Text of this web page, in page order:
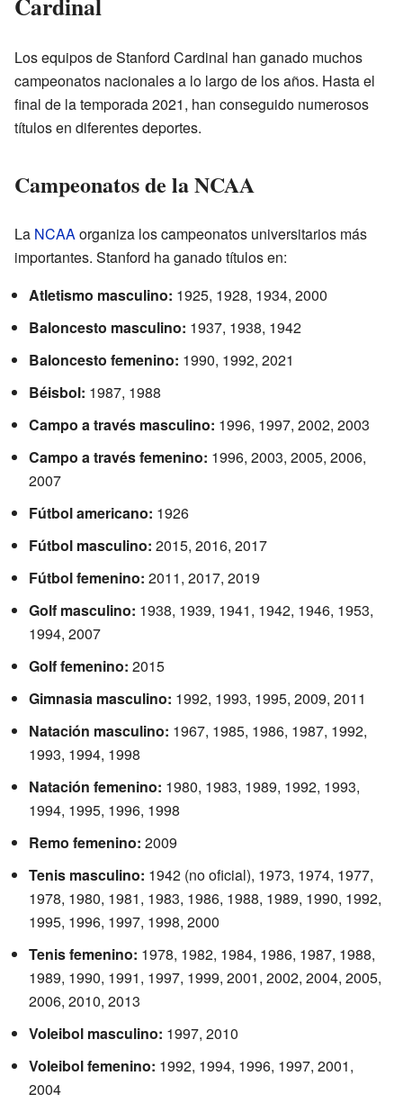
Los equipos de Stanford Cardinal han ganado muchos
campeonatos nacionales a lo largo de los años. Hasta el
final de la temporada 2021, han conseguido numerosos
títulos en diferentes deportes.
Campeonatos de la NCAA
La NCAAorganiza los campeonatos universitarios más
importantes. Stanford ha ganado títulos en:
Atletismo masculino: 1925, 1928, 1934, 2000
Baloncesto masculino: 1937, 1938, 1942
Baloncesto femenino: 1990, 1992, 2021
Béisbol: 1987, 1988
Campo a través masculino: 1996, 1997, 2002, 2003
Campo a través femenino: 1996, 2003, 2005, 2006,
2007
Fútbol americano: 1926
Fútbol masculino: 2015, 2016, 2017
Fútbol femenino: 2011, 2017, 2019
Golf masculino: 1938, 1939, 1941, 1942, 1946, 1953,
1994, 2007
Golf femenino: 2015
Gimnasia masculino: 1992, 1993, 1995, 2009, 2011
Natación masculino: 1967, 1985, 1986, 1987, 1992,
1993, 1994, 1998
Natación femenino: 1980, 1983, 1989, 1992, 1993,
1994, 1995, 1996, 1998
Remo femenino: 2009
Tenis masculino: 1942 (no oficial), 1973, 1974, 1977,
1978, 1980, 1981, 1983, 1986, 1988, 1989, 1990, 1992,
1995, 1996, 1997, 1998, 2000
Tenis femenino: 1978, 1982, 1984, 1986, 1987, 1988,
1989, 1990, 1991, 1997, 1999, 2001, 2002, 2004, 2005,
2006, 2010, 2013
Voleibol masculino: 1997, 2010
Voleibol femenino: 1992, 1994, 1996, 1997, 2001,
2004